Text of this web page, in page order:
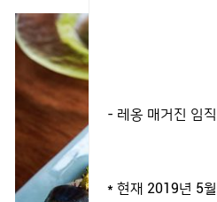
- 레옹 매거진 임
* 현재 2019년 5